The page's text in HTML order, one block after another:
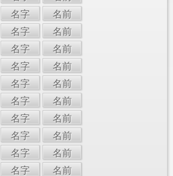
名字 名前
名字 名前
名字 名前
名字 名前
名字 名前
名字 名前
名字 名前
名字 名前
名字 名前
名字 名前